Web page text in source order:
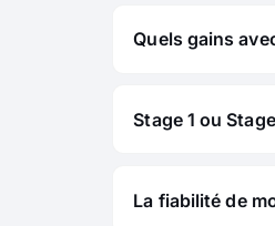
Quels gains
Stage 1 ou
La fiabilité de